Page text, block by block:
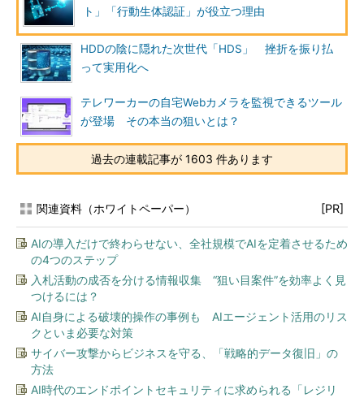
ト」「行動生体認証」が役立つ理由
HDDの陰に隠れた次世代「HDS」 挫折を振り払
って実用化へ
テレワーカーの自宅Webカメラを監視できるツール
が登場 その本当の狙いとは？
過去の連載記事が 1603 件あります
関連資料（ホワイトペーパー） [PR]
AIの導入だけで終わらせない、全社規模でAIを定着させるため
の4つのステップ
入札活動の成否を分ける情報収集 “狙い目案件”を効率よく見
つけるには？
AI自身による破壊的操作の事例も AIエージェント活用のリス
クといま必要な対策
サイバー攻撃からビジネスを守る、「戦略的データ復旧」の
方法
AI時代のエンドポイントセキュリティに求められる「レジリ